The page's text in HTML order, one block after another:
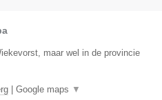
maar wel in de provincie
Google maps ▼